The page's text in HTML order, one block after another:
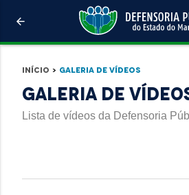
arrow_back
Início > Galeria de Vídeos
Galeria de
Lista de vídeos da Defensoria